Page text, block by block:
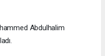
Abdulhalim